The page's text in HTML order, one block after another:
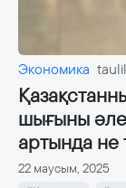
Экономика
шығыны
артында не
22 маусым, 2025